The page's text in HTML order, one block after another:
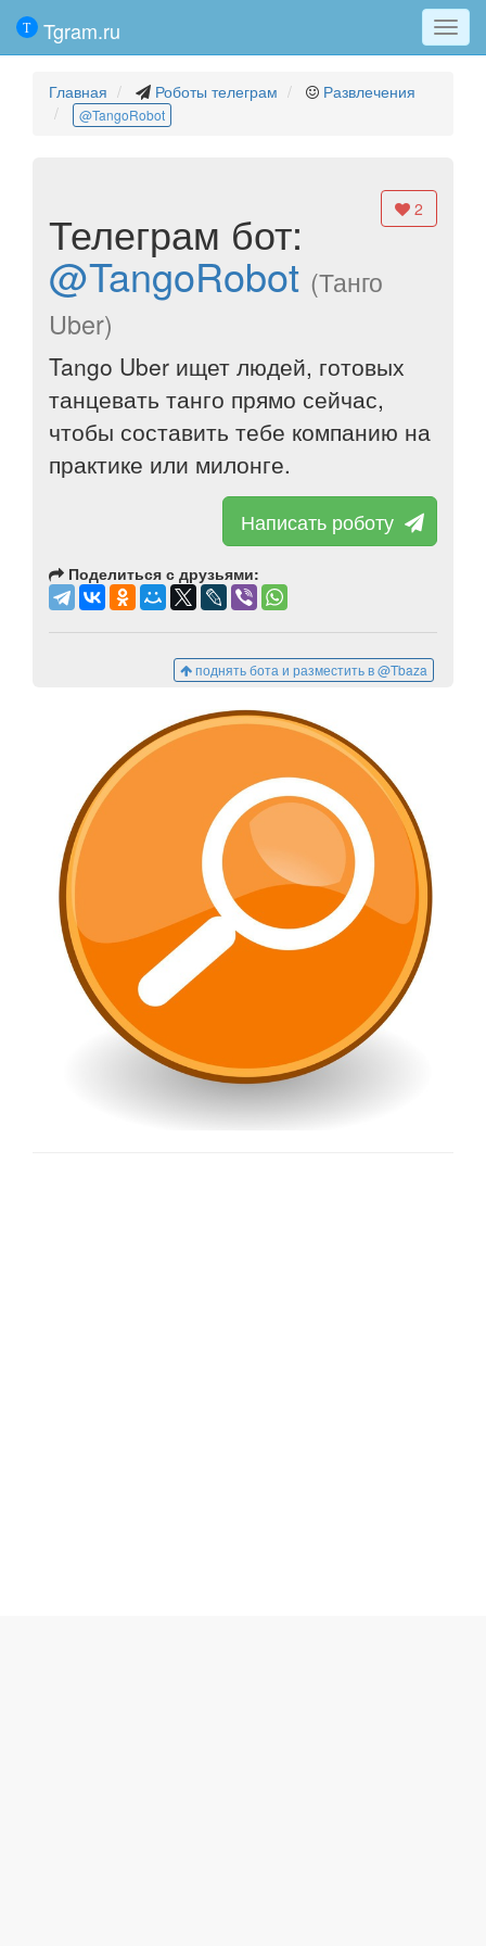
Меню
Tgram.ru
Главная Роботы телеграм Развлечения
@TangoRobot
2
Телеграм бот:
@TangoRobot (Танго
Uber)
Tango Uber ищет людей, готовых
танцевать танго прямо сейчас,
чтобы составить тебе компанию на
практике или милонге.
Написать роботу
Поделиться с друзьями:
поднять бота и разместить в @Tbaza